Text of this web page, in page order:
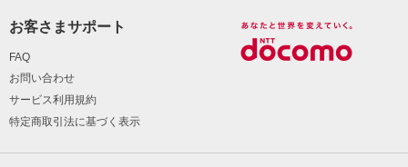
お客さまサポート
FAQ
お問い合わせ
サービス利用規約
特定商取引法に基づく表示